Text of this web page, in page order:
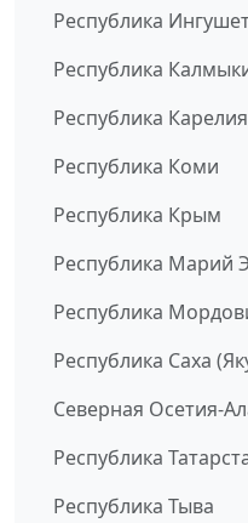
Республика
Республика
Республика Карелия
Республика Коми
Республика Крым
Республика Марий
Республика
Республика Саха
Северная Осетия-
Республика
Республика Тыва